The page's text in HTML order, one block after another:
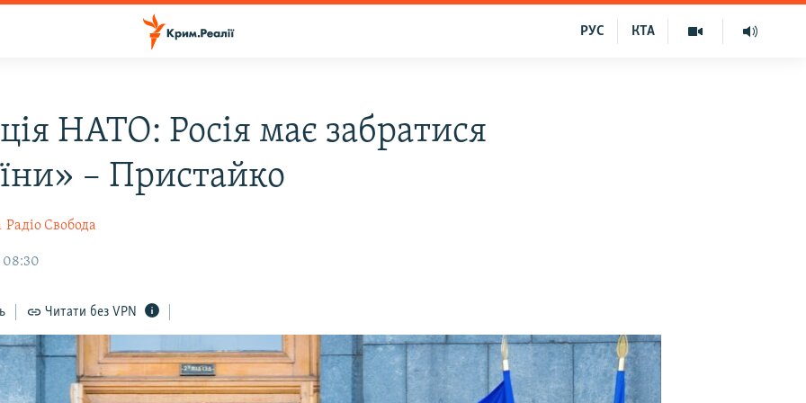
КТА
РУС
НАТО: Росія має забратися
– Пристайко
Радіо Свобода
08:30
Читати без VPN